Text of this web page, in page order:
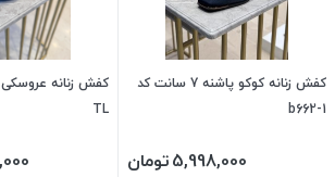
کفش زنانه کوکو پاشنه 7 سانت کد
b662-1
5,998,000تومان
TL